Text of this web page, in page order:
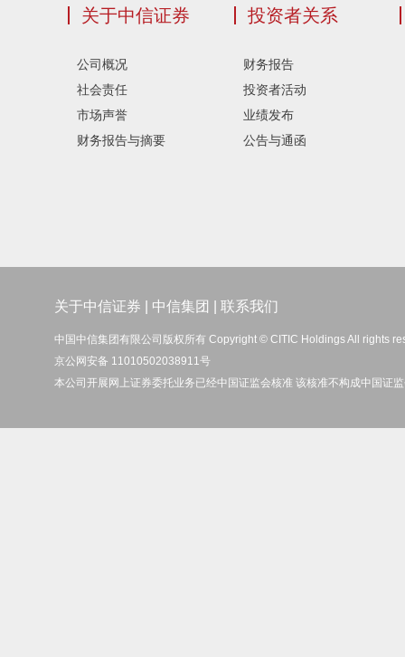
关于中信证券
公司概况
社会责任
市场声誉
财务报告与摘要
投资者关系
财务报告
投资者活动
业绩发布
公告与通函
关于中信证券 中信集团 联系我们
中国中信集团有限公司版权所有 Copyright © CITIC Holdings All rights
京公网安备 11010502038911号
本公司开展网上证券委托业务已经中国证监会核准 该核准不构成中国证